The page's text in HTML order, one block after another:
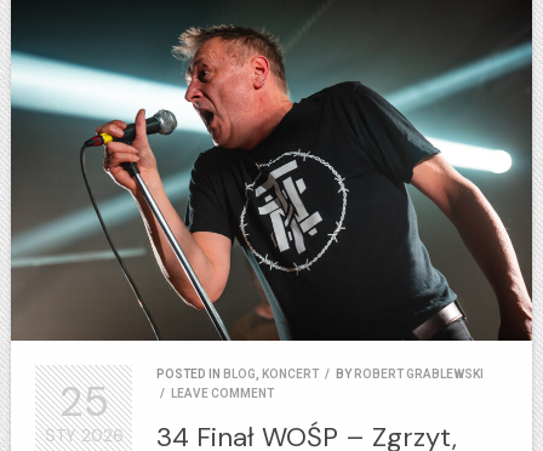
POSTED IN BLOG, KONCERT / BY ROBERT GRABLEWSKI
/
LEAVE COMMENT
34 Finał WOŚP – Zgrzyt,
25
STY2026